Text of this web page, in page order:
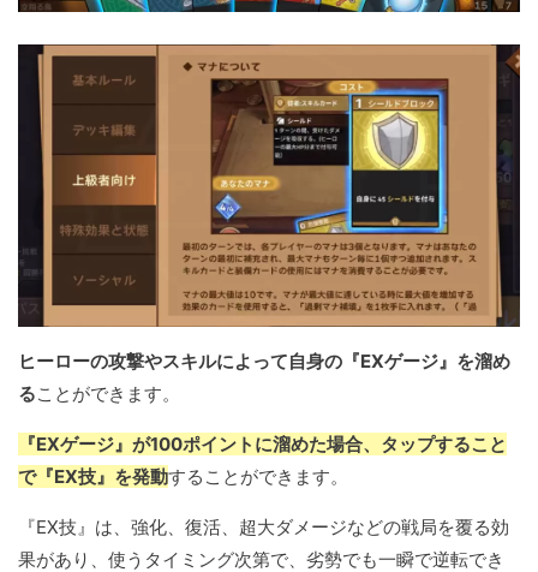
ヒーローの攻撃やスキルによって自身の『EXゲージ』を溜め
ることができます。
『EXゲージ』が100ポイントに溜めた場合、タップすること
で『EX技』を発動することができます。
『EX技』は、強化、復活、超大ダメージなどの戦局を覆る効
果があり、使うタイミング次第で、劣勢でも一瞬で逆転でき